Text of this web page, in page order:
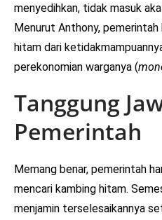
menyedihkan, tidak masuk
Menurut Anthony, pemerintah
hitam dari
perekonomian warganya (
Tanggung
Pemerintah
Memang benar, pemerintah
mencari kambing hitam.
menjamin terselesaikannya